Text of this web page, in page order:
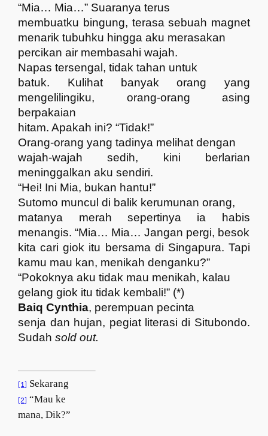
“Mia… Mia…” Suaranya terus
membuatku bingung, terasa sebuah magnet
menarik tubuhku hingga aku merasakan
percikan air membasahi wajah.
Napas tersengal, tidak tahan untuk
batuk. Kulihat banyak orang yang
mengelilingiku, orang-orang asing
berpakaian
hitam. Apakah ini? “Tidak!”
Orang-orang yang tadinya melihat dengan
wajah-wajah sedih, kini berlarian
meninggalkan aku sendiri.
“Hei! Ini Mia, bukan hantu!”
Sutomo muncul di balik kerumunan orang,
matanya merah sepertinya ia habis
menangis. “Mia… Mia… Jangan pergi, besok
kita cari giok itu bersama di Singapura. Tapi
kamu mau kan, menikah denganku?”
“Pokoknya aku tidak mau menikah, kalau
gelang giok itu tidak kembali!” (*)
Baiq Cynthia, perempuan pecinta
senja dan hujan, pegiat literasi di Situbondo.
Sudah sold out.
[1] Sekarang
[2]
“Mau ke
mana, Dik?”